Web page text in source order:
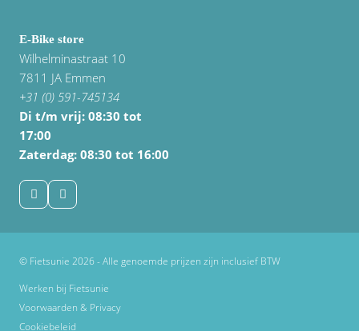
E-Bike store
Wilhelminastraat 10
7811 JA Emmen
+31 (0) 591-745134
Di t/m vrij: 08:30 tot
17:00
Zaterdag: 08:30 tot 16:00
© Fietsunie 2026 - Alle genoemde prijzen zijn inclusief BTW
Werken bij Fietsunie
Voorwaarden & Privacy
Cookiebeleid